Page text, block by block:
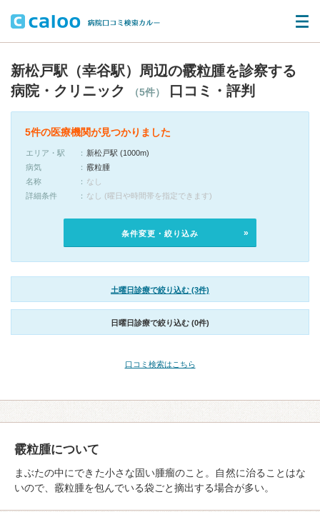
新松戸駅（幸谷駅）周辺の霰粒腫を診察する
病院・クリニック
（5件） 口コミ・評判
5件の医療機関が見つかりました
エリア・駅
新松戸駅 (1000m)
病気
霰粒腫
名称
なし
詳細条件
なし (曜日や時間帯を指定できます)
条件変更・絞り込み
土曜日診療で絞り込む (3件)
日曜日診療で絞り込む (0件)
口コミ検索はこちら
霰粒腫について
まぶたの中にできた小さな固い腫瘤のこと。自然に治ることはな
いので、霰粒腫を包んでいる袋ごと摘出する場合が多い。